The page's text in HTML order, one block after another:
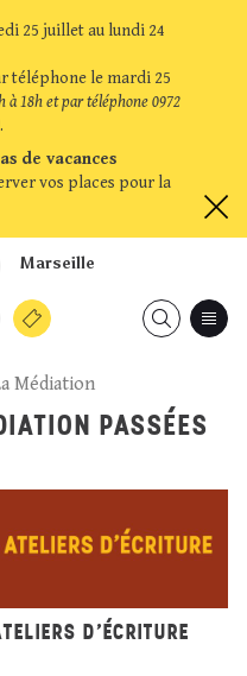
25 juillet au lundi 24
téléphone le mardi 25
18h et par téléphone 0972
.
de vacances
vos places pour la
Marseille
Médiation
PASSÉES
D’ÉCRITURE